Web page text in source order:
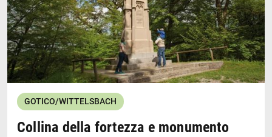
GOTICO/WITTELSBACH
Collina della fortezza e monumento
due porte cittadine in stile gotico, la porta superiore e
quella inferiore. Il punto focale del centro storico è il
municipio barocco. Da vedere anche la chiesa
parrocchiale dell'Assunta e la chiesa dell’ospedale dello
Spirito Santo.
Wikipedia
Stadt Aichach